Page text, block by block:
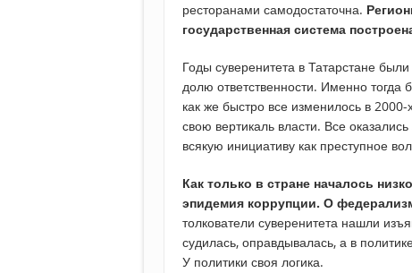
ресторанами самодостаточна.
государственная система
Годы суверенитета в Татарстане
долю ответственности. Именно
как же быстро все изменилось в 2000-
свою вертикаль власти. Все
всякую инициативу как преступное
Как только в стране началось
эпидемия коррупции. О
толкователи суверенитета нашли
судилась, оправдывалась, а в
У политики своя логика.